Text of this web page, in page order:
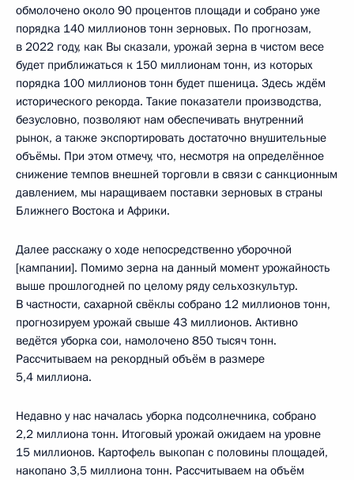
обмолочено около 90 процентов площади и собрано уже
порядка 140 миллионов тонн зерновых. По прогнозам,
в 2022 году, как Вы сказали, урожай зерна в чистом весе
будет приближаться к 150 миллионам тонн, из которых
порядка 100 миллионов тонн будет пшеница. Здесь ждём
исторического рекорда. Такие показатели производства,
безусловно, позволяют нам обеспечивать внутренний
рынок, а также экспортировать достаточно внушительные
объёмы. При этом отмечу, что, несмотря на определённое
снижение темпов внешней торговли в связи с санкционным
давлением, мы наращиваем поставки зерновых в страны
Ближнего Востока и Африки.
Далее расскажу о ходе непосредственно уборочной
[кампании]. Помимо зерна на данный момент урожайность
выше прошлогодней по целому ряду сельхозкультур.
В частности, сахарной свёклы собрано 12 миллионов тонн,
прогнозируем урожай свыше 43 миллионов. Активно
ведётся уборка сои, намолочено 850 тысяч тонн.
Рассчитываем на рекордный объём в размере
5,4 миллиона.
Недавно у нас началась уборка подсолнечника, собрано
2,2 миллиона тонн. Итоговый урожай ожидаем на уровне
15 миллионов. Картофель выкопан с половины площадей,
накопано 3,5 миллиона тонн. Рассчитываем на объём